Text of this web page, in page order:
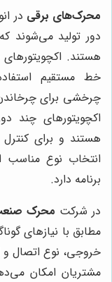
محرک‌های برقی در
دور تولید می‌شوند
هستند.
خط مستقیم
چرخشی برای
اکچویتورهای چند
هستند و برای
انتخاب نوع مناسب
برنامه دارد.
در شرکت محرک
مطابق با نیازهای
خروجی، نوع اتصال و
مشتریان امکان